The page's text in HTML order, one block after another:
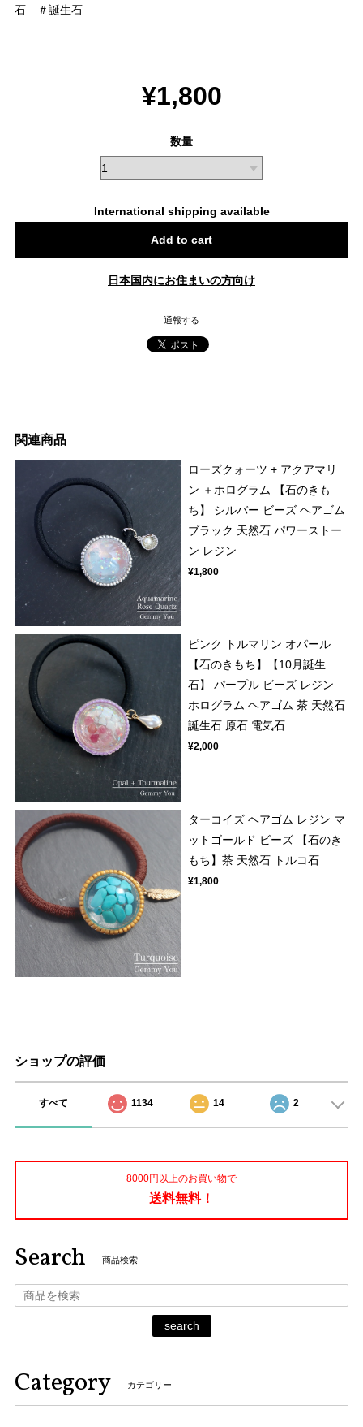
石 ＃誕生石
¥1,800
数量
International shipping available
Add to cart
日本国内にお住まいの方向け
通報する
関連商品
ローズクォーツ + アクアマリ
ン ＋ホログラム 【石のきも
ち】 シルバー ビーズ ヘアゴム
ブラック 天然石 パワーストー
ン レジン
¥1,800
ピンク トルマリン オパール
【石のきもち】【10月誕生
石】 パープル ビーズ レジン
ホログラム ヘアゴム 茶 天然石
誕生石 原石 電気石
¥2,000
ターコイズ ヘアゴム レジン マ
ットゴールド ビーズ 【石のき
もち】茶 天然石 トルコ石
¥1,800
ショップの評価
すべて 1134 14 2
8000円以上のお買い物で
送料無料！
Search 商品検索
search
Category カテゴリー